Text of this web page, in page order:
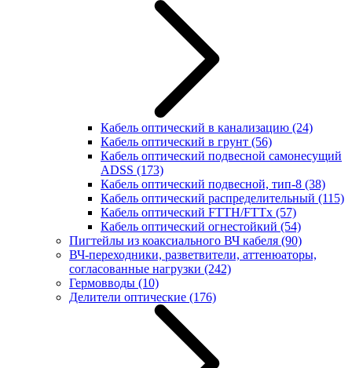
Кабель оптический в канализацию (24)
Кабель оптический в грунт (56)
Кабель оптический подвесной самонесущий
ADSS (173)
Кабель оптический подвесной, тип-8 (38)
Кабель оптический распределительный (115)
Кабель оптический FTTH/FTTx (57)
Кабель оптический огнестойкий (54)
Пигтейлы из коаксиального ВЧ кабеля (90)
ВЧ-переходники, разветвители, аттенюаторы,
согласованные нагрузки (242)
Гермовводы (10)
Делители оптические (176)